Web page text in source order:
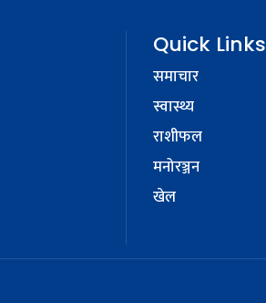
Quick Links
समाचार
स्वास्थ्य
राशीफल
मनोरञ्जन
खेल